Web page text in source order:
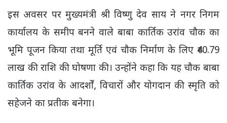
इस अवसर पर मुख्यमंत्री श्री विष्णु देव साय ने नगर निगम
कार्यालय के समीप बनने वाले बाबा कार्तिक उरांव चौक का
भूमि पूजन किया तथा मूर्ति एवं चौक निर्माण के लिए ₹40.79
लाख की राशि की घोषणा की। उन्होंने कहा कि यह चौक बाबा
कार्तिक उरांव के आदर्शों, विचारों और योगदान की स्मृति को
सहेजने का प्रतीक बनेगा।